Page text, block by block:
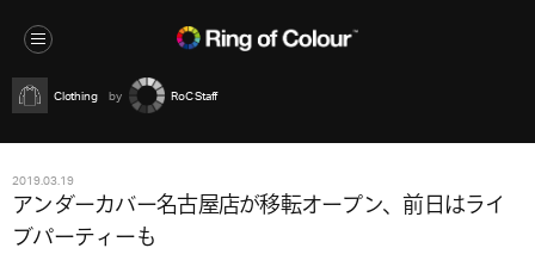
Clothing RoC Staff
2019.03.19
アンダーカバー名古屋店が移転オープン、前日はライ
ブパーティーも